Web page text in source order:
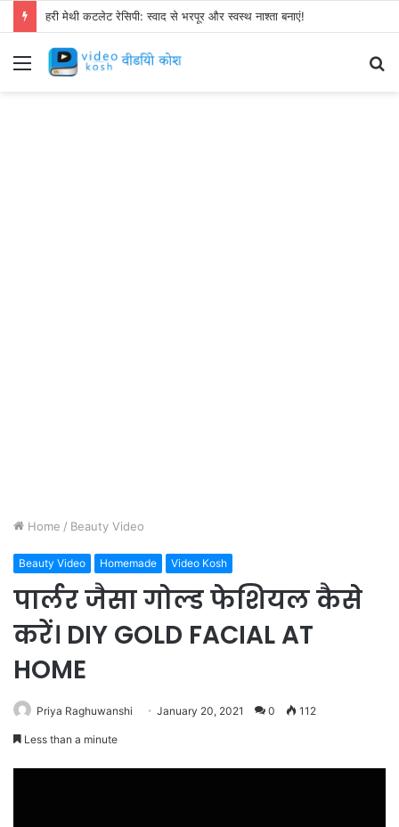
हरी मेथी कटलेट रेसिपी: स्वाद से भरपूर और स्वस्थ नाश्ता बनाएं!
Menu
Home / Beauty Video
Beauty Video Homemade Video Kosh
पार्लर जैसा गोल्ड फेशियल कैसे
करें। DIY GOLD FACIAL AT
HOME
Priya Raghuwanshi January 20, 2021 0 112
Less than a minute